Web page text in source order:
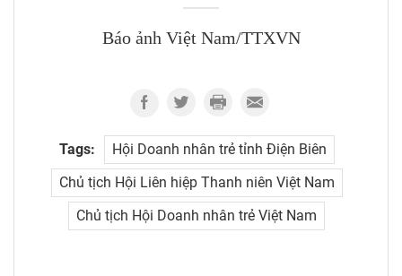
Báo ảnh Việt Nam/TTXVN
Tags:
Hội Doanh nhân trẻ tỉnh Điện Biên
Chủ tịch Hội Liên hiệp Thanh niên Việt Nam
Chủ tịch Hội Doanh nhân trẻ Việt Nam